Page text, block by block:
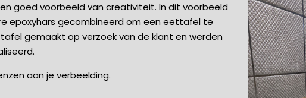
goed voorbeeld van creativiteit. In dit voorbeeld
epoxyhars gecombineerd om een eettafel te
gemaakt op verzoek van de klant en werden
aan je verbeelding.